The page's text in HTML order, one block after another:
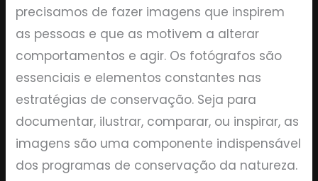
precisamos de fazer imagens que inspirem
as pessoas e que as motivem a alterar
comportamentos e agir. Os fotógrafos são
essenciais e elementos constantes nas
estratégias de conservação. Seja para
documentar, ilustrar, comparar, ou inspirar, as
imagens são uma componente indispensável
dos programas de conservação da natureza.